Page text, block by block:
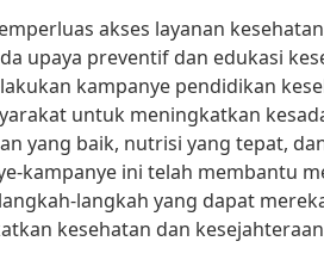
akses layanan
upaya preventif dan edukasi
kampanye pendidikan
untuk meningkatkan
yang baik, nutrisi yang tepat,
kampanye ini telah membantu
langkah yang dapat
kesehatan dan